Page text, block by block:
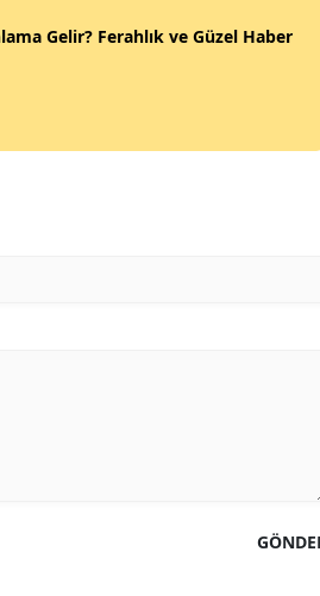
Gelir? Ferahlık ve Güzel Haber